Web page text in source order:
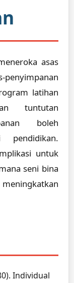
asas
latihan
tuntutan
boleh
pendidikan.
untuk
seni bina
Individual